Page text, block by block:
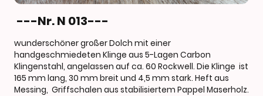
---Nr. N 013---
wunderschöner großer Dolch mit einer
handgeschmiedeten Klinge aus 5-Lagen Carbon
Klingenstahl, angelassen auf ca. 60 Rockwell. Die Klinge ist
165 mm lang, 30 mm breit und 4,5 mm stark. Heft aus
Messing, Griffschalen aus stabilisiertem Pappel Maserholz.